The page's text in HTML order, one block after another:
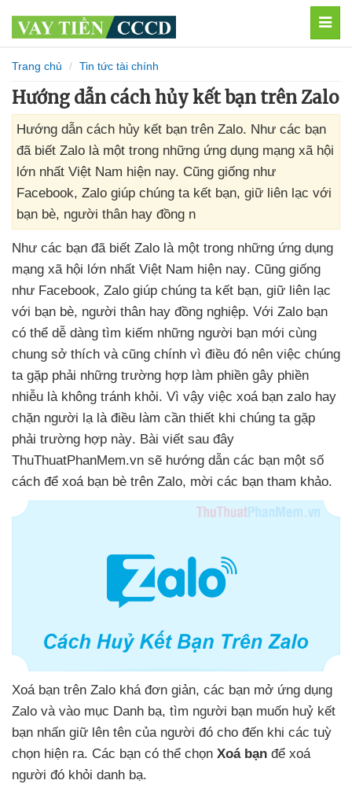
Trang chủ Tin tức tài chính
Hướng dẫn cách hủy kết bạn trên Zalo
Hướng dẫn cách hủy kết bạn trên Zalo. Như các bạn
đã biết Zalo là một trong những ứng dụng mạng xã hội
lớn nhất Việt Nam hiện nay. Cũng giống như
Facebook, Zalo giúp chúng ta kết bạn, giữ liên lạc với
bạn bè, người thân hay đồng n
Như các bạn đã biết Zalo là một trong những ứng dụng
mạng xã hội lớn nhất Việt Nam hiện nay. Cũng giống
như Facebook, Zalo giúp chúng ta kết bạn, giữ liên lạc
với bạn bè, người thân hay đồng nghiệp. Với Zalo bạn
có thể dễ dàng tìm kiếm những người bạn mới cùng
chung sở thích và cũng chính vì điều đó nên việc chúng
ta gặp phải những trường hợp làm phiền gây phiền
nhiễu là không tránh khỏi. Vì vậy việc xoá bạn zalo hay
chặn người lạ là điều làm cần thiết khi chúng ta gặp
phải trường hợp này. Bài viết sau đây
ThuThuatPhanMem.vn sẽ hướng dẫn các bạn một số
cách để xoá bạn bè trên Zalo, mời các bạn tham khảo.
Xoá bạn trên Zalo khá đơn giản, các bạn mở ứng dụng
Zalo và vào mục Danh bạ, tìm người bạn muốn huỷ kết
bạn nhấn giữ lên tên của người đó cho đến khi các tuỳ
chọn hiện ra. Các bạn có thể chọn Xoá bạn để xoá
người đó khỏi danh bạ.